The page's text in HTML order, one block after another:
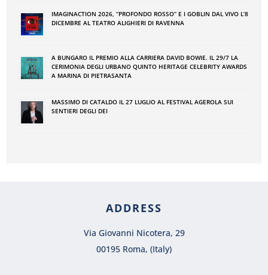
IMAGINACTION 2026, “PROFONDO ROSSO” E I GOBLIN DAL VIVO L’8
DICEMBRE AL TEATRO ALIGHIERI DI RAVENNA
A BUNGARO IL PREMIO ALLA CARRIERA DAVID BOWIE. IL 29/7 LA
CERIMONIA DEGLI URBANO QUINTO HERITAGE CELEBRITY AWARDS
A MARINA DI PIETRASANTA
MASSIMO DI CATALDO IL 27 LUGLIO AL FESTIVAL AGEROLA SUI
SENTIERI DEGLI DEI
ADDRESS
Via Giovanni Nicotera, 29
00195 Roma, (Italy)